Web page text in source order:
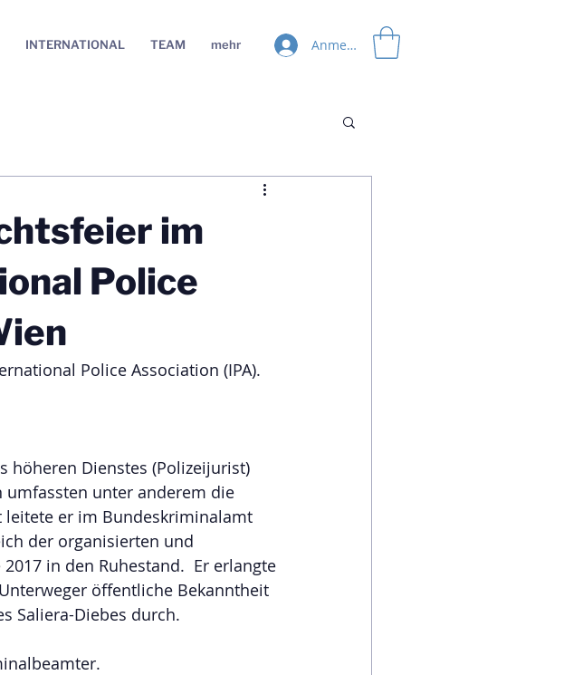
INTERNATIONAL TEAM mehr Anmelden
im
Police
Police Association (IPA).
höheren Dienstes (Polizeijurist)
umfassten unter anderem die
er im Bundeskriminalamt
der organisierten und
in den Ruhestand.  Er erlangte
öffentliche Bekanntheit
Saliera-Diebes durch.